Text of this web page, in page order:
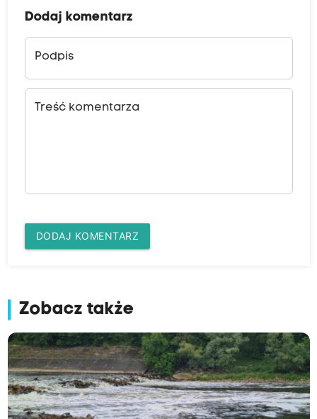
Dodaj komentarz
Podpis
Treść komentarza
DODAJ KOMENTARZ
Zobacz także